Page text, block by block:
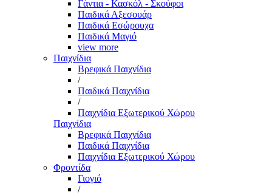
Γάντια - Κασκόλ - Σκούφοι
Παιδικά Αξεσουάρ
Παιδικά Εσώρουχα
Παιδικά Μαγιό
view more
Παιχνίδια
Βρεφικά Παιχνίδια
/
Παιδικά Παιχνίδια
/
Παιχνίδια Εξωτερικού Χώρου
Παιχνίδια
Βρεφικά Παιχνίδια
Παιδικά Παιχνίδια
Παιχνίδια Εξωτερικού Χώρου
Φροντίδα
Γιογιό
/